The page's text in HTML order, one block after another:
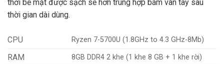
thời bề mặt được sạch sẽ hơn trùng hợp bám vân tay sau
thời gian dài dùng.
CPU Ryzen 7-5700U (1.8GHz to 4.3 GHz-8Mb)
RAM 8GB DDR4 2 khe (1 khe 8 GB + 1 khe rời)